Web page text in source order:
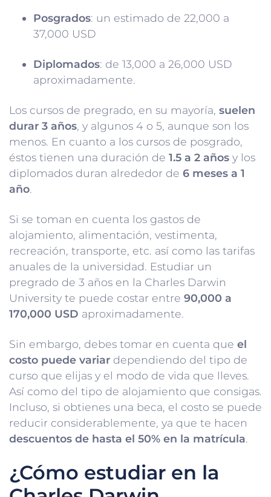
Posgrados: un estimado de 22,000 a
37,000 USD
Diplomados: de 13,000 a 26,000 USD
aproximadamente.
Los cursos de pregrado, en su mayoría, suelen
durar 3 años, y algunos 4 o 5, aunque son los
menos. En cuanto a los cursos de posgrado,
éstos tienen una duración de 1.5 a 2 años y los
diplomados duran alrededor de 6 meses a 1
año.
Si se toman en cuenta los gastos de
alojamiento, alimentación, vestimenta,
recreación, transporte, etc. así como las tarifas
anuales de la universidad. Estudiar un
pregrado de 3 años en la Charles Darwin
University te puede costar entre 90,000 a
170,000 USD aproximadamente.
Sin embargo, debes tomar en cuenta que el
costo puede variar dependiendo del tipo de
curso que elijas y el modo de vida que lleves.
Así como del tipo de alojamiento que consigas.
Incluso, si obtienes una beca, el costo se puede
reducir considerablemente, ya que te hacen
descuentos de hasta el 50% en la matrícula.
¿Cómo estudiar en la